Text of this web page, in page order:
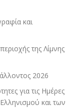
και
της Λίμνης
2026
για τις Ημέρες
και των